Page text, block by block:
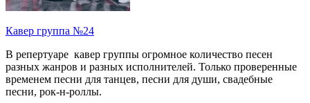
Кавер группа №24
В репертуаре кавер группы огромное количество песен
разных жанров и разных исполнителей. Только проверенные
временем песни для танцев, песни для души, свадебные
песни, рок-н-роллы.